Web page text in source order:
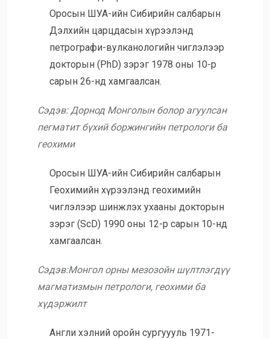
Оросын ШУА-ийн Сибирийн салбарын
Дэлхийн царцдасын хүрээлэнд
петрографи-вулканологийн чиглэлээр
докторын (PhD) зэрэг 1978 оны 10-р
сарын 26-нд хамгаалсан.
Сэдэв: Дорнод Монголын болор агуулсан
пегматит бүхий боржингийн петрологи ба
геохими
Оросын ШУА-ийн Сибирийн салбарын
Геохимийн хүрээлэнд геохимийн
чиглэлээр шинжлэх ухааны докторын
зэрэг (ScD) 1990 оны 12-р сарын 10-нд
хамгаалсан.
Сэдэв:Монгол орны мезозойн шүлтлэгдүү
магматизмын петрологи, геохими ба
хүдэржилт
Англи хэлний оройн сургуууль 1971-